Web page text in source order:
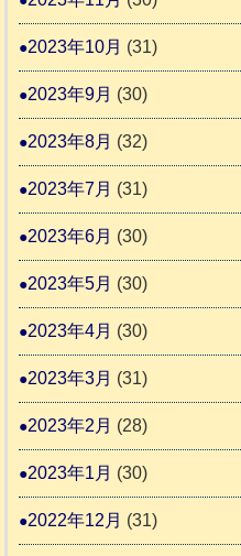
2023年10月 (31)
2023年9月 (30)
2023年8月 (32)
2023年7月 (31)
2023年6月 (30)
2023年5月 (30)
2023年4月 (30)
2023年3月 (31)
2023年2月 (28)
2023年1月 (30)
2022年12月 (31)